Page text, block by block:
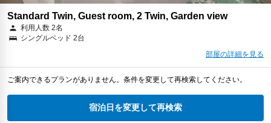
Standard Twin, Guest room, 2 Twin, Garden view
利用人数 2名
シングルベッド 2台
部屋の詳細を見る
ご案内できるプランがありません。条件を変更して再検索してください。
宿泊日を変更して再検索